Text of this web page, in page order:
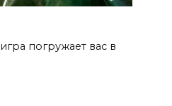
погружает вас в